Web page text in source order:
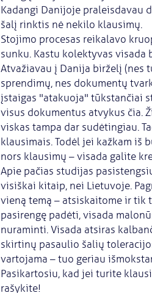
Kadangi Danijoje praleisdavau
šalį rinktis nė nekilo klausimų.
Stojimo procesas reikalavo
sunku. Kastu kolektyvas
Atvažiavau į Danija birželį (nes
sprendimų, nes dokumentų
įstaigas "atakuoja" tūkstančiai
visus dokumentus atvykus čia.
viskas tampa dar sudėtingiau.
klausimais. Todėl jei kažkam iš
nors klausimų – visada galite
Apie pačias studijas
visiškai kitaip, nei Lietuvoje.
vieną temą – atsiskaitome ir tik
pasirengę padėti, visada
nuraminti. Visada atsiras
skirtinų pasaulio šalių
vartojama – tuo geriau
Pasikartosiu, kad jei turite
rašykite!